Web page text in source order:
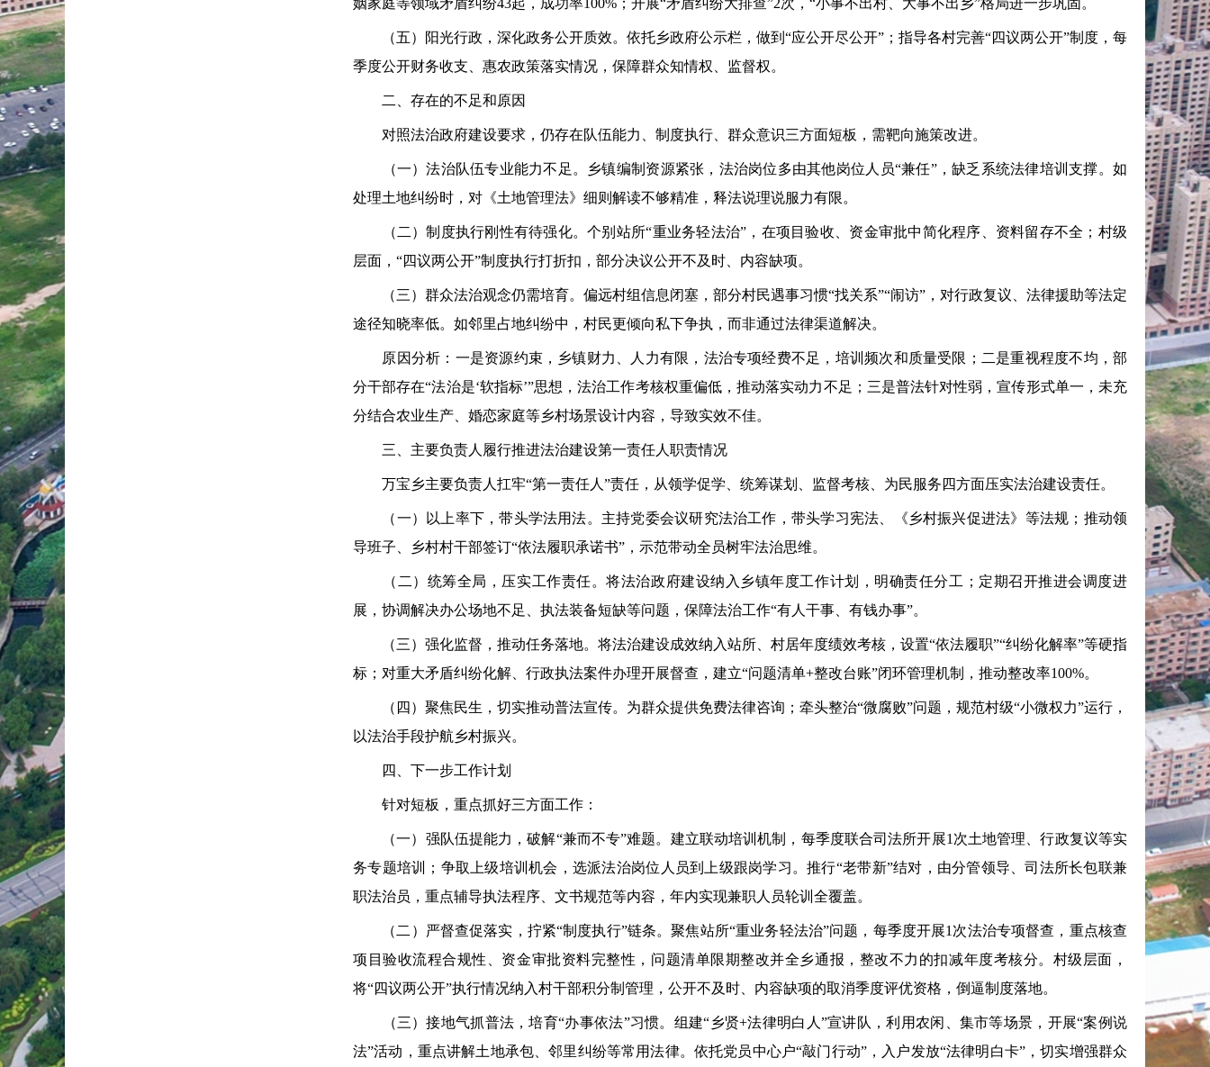
姻家庭等领域矛盾纠纷43起，成功率100%；开展“矛盾纠纷大排查”2次，“小事不出村、大事不出乡”格局进一步巩固。
（五）阳光行政，深化政务公开质效。依托乡政府公示栏，做到“应公开尽公开”；指导各村完善“四议两公开”制度，每
季度公开财务收支、惠农政策落实情况，保障群众知情权、监督权。
二、存在的不足和原因
对照法治政府建设要求，仍存在队伍能力、制度执行、群众意识三方面短板，需靶向施策改进。
（一）法治队伍专业能力不足。乡镇编制资源紧张，法治岗位多由其他岗位人员“兼任”，缺乏系统法律培训支撑。如
处理土地纠纷时，对《土地管理法》细则解读不够精准，释法说理说服力有限。
（二）制度执行刚性有待强化。个别站所“重业务轻法治”，在项目验收、资金审批中简化程序、资料留存不全；村级
层面，“四议两公开”制度执行打折扣，部分决议公开不及时、内容缺项。
（三）群众法治观念仍需培育。偏远村组信息闭塞，部分村民遇事习惯“找关系”“闹访”，对行政复议、法律援助等法定
途径知晓率低。如邻里占地纠纷中，村民更倾向私下争执，而非通过法律渠道解决。
原因分析：一是资源约束，乡镇财力、人力有限，法治专项经费不足，培训频次和质量受限；二是重视程度不均，部
分干部存在“法治是‘软指标’”思想，法治工作考核权重偏低，推动落实动力不足；三是普法针对性弱，宣传形式单一，未充
分结合农业生产、婚恋家庭等乡村场景设计内容，导致实效不佳。
三、主要负责人履行推进法治建设第一责任人职责情况
万宝乡主要负责人扛牢“第一责任人”责任，从领学促学、统筹谋划、监督考核、为民服务四方面压实法治建设责任。
（一）以上率下，带头学法用法。主持党委会议研究法治工作，带头学习宪法、《乡村振兴促进法》等法规；推动领
导班子、乡村村干部签订“依法履职承诺书”，示范带动全员树牢法治思维。
（二）统筹全局，压实工作责任。将法治政府建设纳入乡镇年度工作计划，明确责任分工；定期召开推进会调度进
展，协调解决办公场地不足、执法装备短缺等问题，保障法治工作“有人干事、有钱办事”。
（三）强化监督，推动任务落地。将法治建设成效纳入站所、村居年度绩效考核，设置“依法履职”“纠纷化解率”等硬指
标；对重大矛盾纠纷化解、行政执法案件办理开展督查，建立“问题清单+整改台账”闭环管理机制，推动整改率100%。
（四）聚焦民生，切实推动普法宣传。为群众提供免费法律咨询；牵头整治“微腐败”问题，规范村级“小微权力”运行，
以法治手段护航乡村振兴。
四、下一步工作计划
针对短板，重点抓好三方面工作：
（一）强队伍提能力，破解“兼而不专”难题。建立联动培训机制，每季度联合司法所开展1次土地管理、行政复议等实
务专题培训；争取上级培训机会，选派法治岗位人员到上级跟岗学习。推行“老带新”结对，由分管领导、司法所长包联兼
职法治员，重点辅导执法程序、文书规范等内容，年内实现兼职人员轮训全覆盖。
（二）严督查促落实，拧紧“制度执行”链条。聚焦站所“重业务轻法治”问题，每季度开展1次法治专项督查，重点核查
项目验收流程合规性、资金审批资料完整性，问题清单限期整改并全乡通报，整改不力的扣减年度考核分。村级层面，
将“四议两公开”执行情况纳入村干部积分制管理，公开不及时、内容缺项的取消季度评优资格，倒逼制度落地。
（三）接地气抓普法，培育“办事依法”习惯。组建“乡贤+法律明白人”宣讲队，利用农闲、集市等场景，开展“案例说
法”活动，重点讲解土地承包、邻里纠纷等常用法律。依托党员中心户“敲门行动”，入户发放“法律明白卡”，切实增强群众